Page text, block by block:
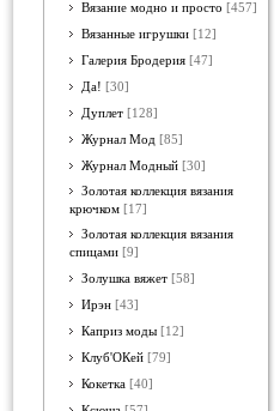
Вязание модно и просто [457]
Вязанные игрушки [12]
Галерия Бродерия [47]
Да! [30]
Дуплет [128]
Журнал Мод [85]
Журнал Модный [30]
Золотая коллекция вязания
крючком [17]
Золотая коллекция вязания
спицами [9]
Золушка вяжет [58]
Ирэн [43]
Каприз моды [12]
Клуб'ОКей [79]
Кокетка [40]